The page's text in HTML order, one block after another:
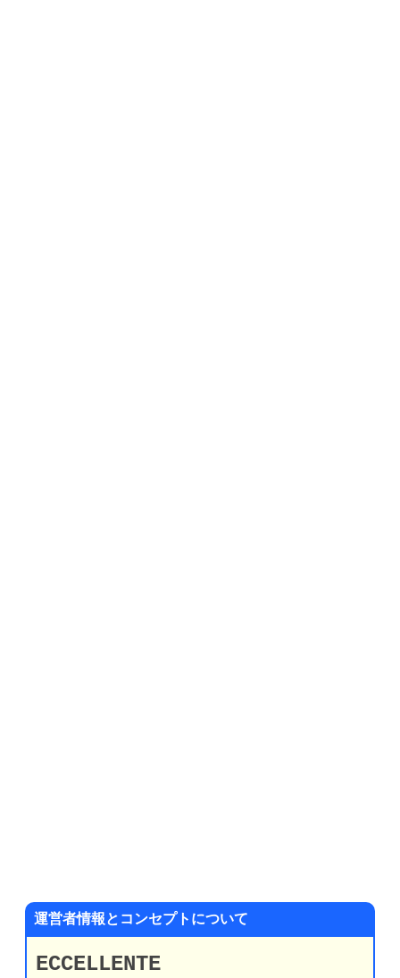
運営者情報とコンセプトについて
ECCELLENTE